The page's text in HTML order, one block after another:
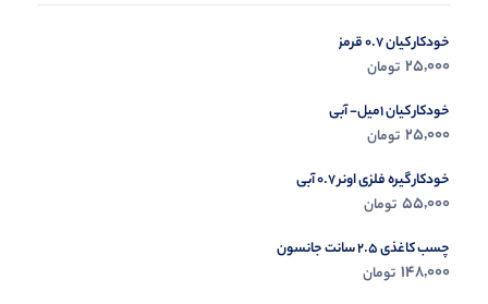
خودکار کیان 0.7 قرمز
25,000 تومان
خودکار کیان 1میل- آبی
25,000 تومان
خودکار گیره فلزی اونر 0.7 آبی
55,000 تومان
چسب کاغذی 2.5 سانت جانسون
148,000 تومان